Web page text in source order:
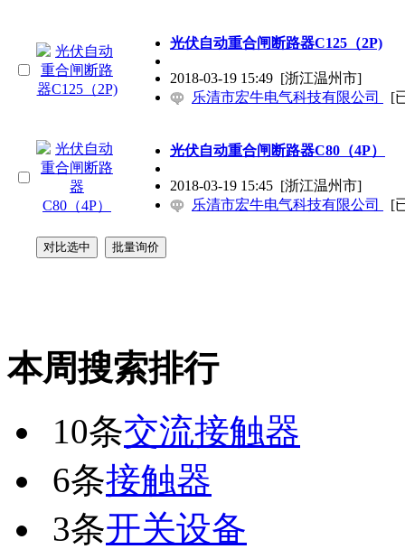
光伏自动重合闸断路器C125（2P)
2018-03-19 15:49 [浙江温州市]
乐清市宏牛电气科技有限公司
[
光伏自动重合闸断路器C80（4P）
2018-03-19 15:45 [浙江温州市]
乐清市宏牛电气科技有限公司
[
本周搜索排行
10条交流接触器
6条接触器
3条开关设备